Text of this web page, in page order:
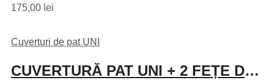
175,00 lei
Cuverturi de pat UNI
CUVERTURĂ PAT UNI + 2 FEȚE DE PERNĂ – MOV